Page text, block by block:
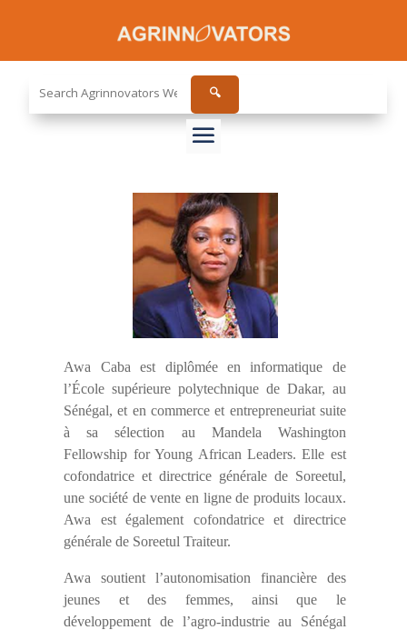
site...
🔍
Awa Caba est diplômée en informatique de
l’École supérieure polytechnique de Dakar, au
Sénégal, et en commerce et entrepreneuriat suite
à sa sélection au Mandela Washington
Fellowship for Young African Leaders. Elle est
cofondatrice et directrice générale de Soreetul,
une société de vente en ligne de produits locaux.
Awa est également cofondatrice et directrice
générale de Soreetul Traiteur.
Awa soutient l’autonomisation financière des
jeunes et des femmes, ainsi que le
développement de l’agro-industrie au Sénégal